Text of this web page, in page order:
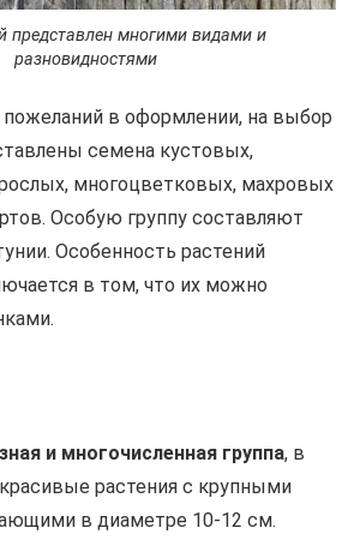
представлен многими видами и
разновидностями
в оформлении, на выбор
семена кустовых,
многоцветковых, махровых
Особую группу составляют
Особенность растений
в том, что их можно
и многочисленная группа, в
растения с крупными
в диаметре 10-12 см.